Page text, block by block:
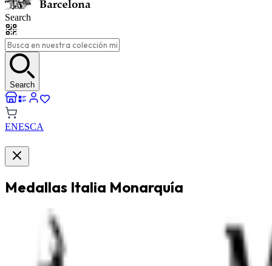
Search
Search
ENESCA
Medallas Italia Monarquía